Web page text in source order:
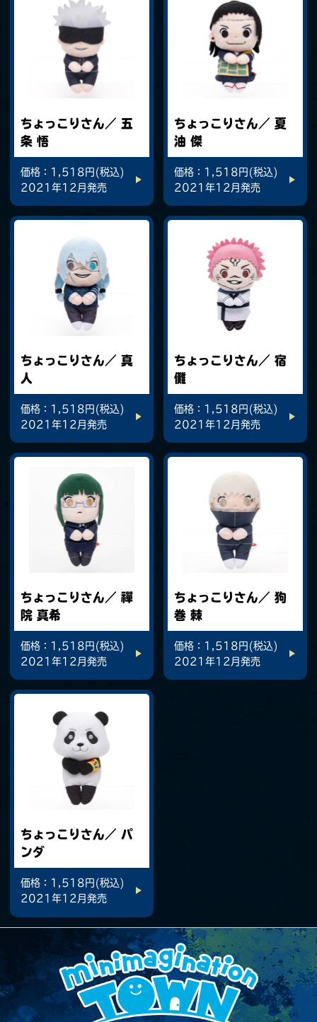
ちょっこりさん／ 五
条 悟
価格：1,518円(税込)
2021年12月発売
ちょっこりさん／ 夏
油 傑
価格：1,518円(税込)
2021年12月発売
ちょっこりさん／ 真
人
価格：1,518円(税込)
2021年12月発売
ちょっこりさん／ 宿
儺
価格：1,518円(税込)
2021年12月発売
ちょっこりさん／ 禪
院 真希
価格：1,518円(税込)
2021年12月発売
ちょっこりさん／ 狗
巻 棘
価格：1,518円(税込)
2021年12月発売
ちょっこりさん／ パ
ンダ
価格：1,518円(税込)
2021年12月発売